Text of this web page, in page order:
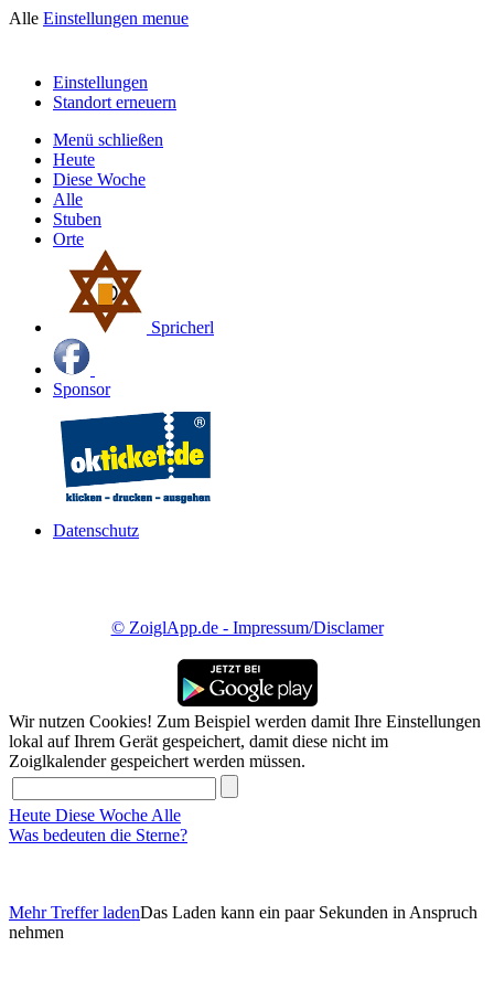
Alle Einstellungen menue
Einstellungen
Standort erneuern
Menü schließen
Heute
Diese Woche
Alle
Stuben
Orte
Spricherl
Sponsor
Datenschutz
© ZoiglApp.de - Impressum/Disclamer
Wir nutzen Cookies! Zum Beispiel werden damit Ihre Einstellungen
lokal auf Ihrem Gerät gespeichert, damit diese nicht im
Zoiglkalender gespeichert werden müssen.
Heute Diese Woche Alle
Was bedeuten die Sterne?
Mehr Treffer ladenDas Laden kann ein paar Sekunden in Anspruch
nehmen